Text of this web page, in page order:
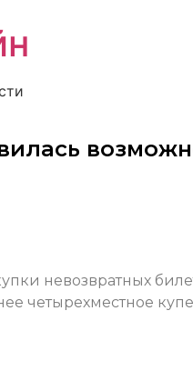
невозвратных
четырехместное